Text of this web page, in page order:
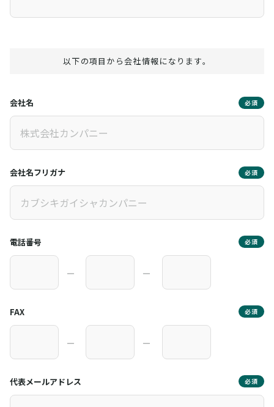
以下の項目から会社情報になります。
会社名 必須
会社名フリガナ 必須
電話番号 必須
― ―
FAX 必須
― ―
代表メールアドレス 必須